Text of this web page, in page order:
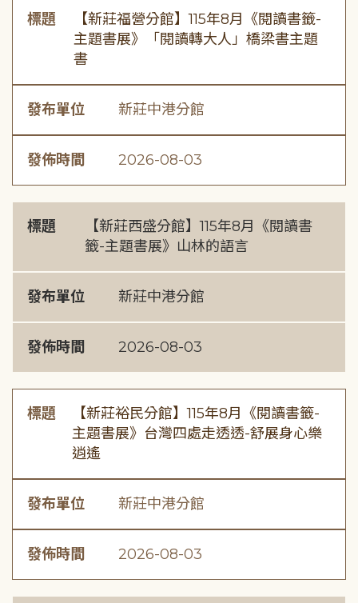
標題
【新莊福營分館】115年8月《閱讀書籤-
主題書展》「閱讀轉大人」橋梁書主題
書
發布單位 新莊中港分館
發佈時間 2026-08-03
標題
【新莊西盛分館】115年8月《閱讀書
籤-主題書展》山林的語言
發布單位 新莊中港分館
發佈時間 2026-08-03
標題
【新莊裕民分館】115年8月《閱讀書籤-
主題書展》台灣四處走透透-舒展身心樂
逍遙
發布單位 新莊中港分館
發佈時間 2026-08-03